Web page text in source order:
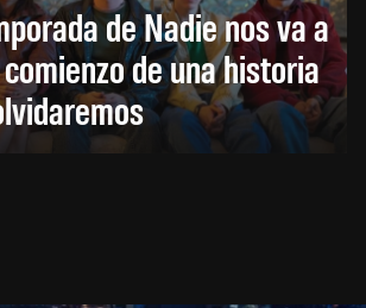
de Nadie nos va a
de una historia